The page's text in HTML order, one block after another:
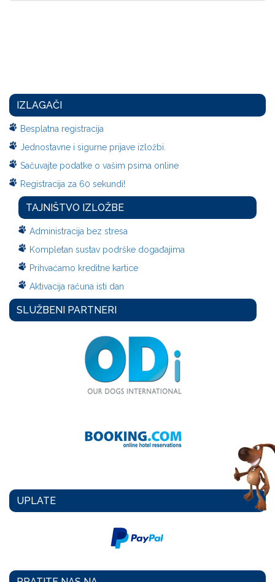
IZLAGAČI
Besplatna registracija
Jednostavne i sigurne prijave izložbi.
Sačuvajte podatke o vašim psima online
Registracija za 60 sekundi!
TAJNIŠTVO IZLOŽBE
Administracija bez stresa
Kompletan sustav podrške događajima
Prihvaćamo kreditne kartice
Aktivacija računa isti dan
SLUŽBENI PARTNERI
UPLATE
PRATITE NAS NA